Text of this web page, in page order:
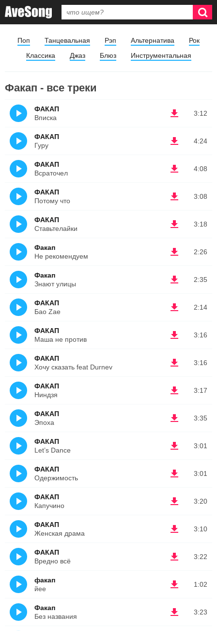
Поп Танцевальная Рэп Альтернатива
Рок
Классика
Джаз Блюз Инструментальная
Факап - все треки
3:12
ФАКАП
Вписка
4:24
ФАКАП
Гуру
4:08
ФАКАП
Всраточел
3:08
ФАКАП
Потому что
3:18
ФАКАП
Ставьтелайки
2:26
Факап
Не рекомендуем
2:35
Факап
Знают улицы
2:14
ФАКАП
Бао Zае
3:16
ФАКАП
Маша не против
3:16
ФАКАП
Хочу сказать feat Durnev
3:17
ФАКАП
Ниндзя
3:35
ФАКАП
Эпоха
3:01
ФАКАП
Let’s Dance
3:01
ФАКАП
Одержимость
3:20
ФАКАП
Капучино
3:10
ФАКАП
Женская драма
3:22
ФАКАП
Вредно всё
1:02
факап
йее
3:23
Факап
Без названия